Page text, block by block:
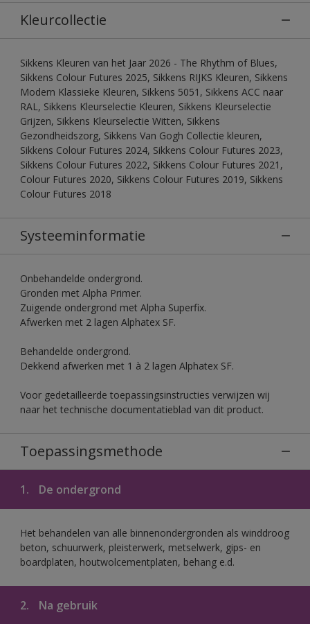
Kleurcollectie
Sikkens Kleuren van het Jaar 2026 - The Rhythm of Blues,
Sikkens Colour Futures 2025, Sikkens RIJKS Kleuren, Sikkens
Modern Klassieke Kleuren, Sikkens 5051, Sikkens ACC naar
RAL, Sikkens Kleurselectie Kleuren, Sikkens Kleurselectie
Grijzen, Sikkens Kleurselectie Witten, Sikkens
Gezondheidszorg, Sikkens Van Gogh Collectie kleuren,
Sikkens Colour Futures 2024, Sikkens Colour Futures 2023,
Sikkens Colour Futures 2022, Sikkens Colour Futures 2021,
Colour Futures 2020, Sikkens Colour Futures 2019, Sikkens
Colour Futures 2018
Systeeminformatie
Onbehandelde ondergrond.
Gronden met Alpha Primer.
Zuigende ondergrond met Alpha Superfix.
Afwerken met 2 lagen Alphatex SF.
Behandelde ondergrond.
Dekkend afwerken met 1 à 2 lagen Alphatex SF.
Voor gedetailleerde toepassingsinstructies verwijzen wij
naar het technische documentatieblad van dit product.
Toepassingsmethode
1. De ondergrond
Het behandelen van alle binnenondergronden als winddroog
beton, schuurwerk, pleisterwerk, metselwerk, gips- en
boardplaten, houtwolcementplaten, behang e.d.
2. Na gebruik